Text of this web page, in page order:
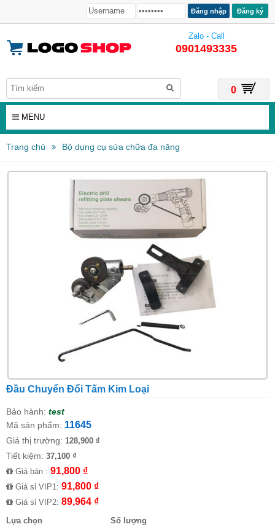
Đăng ký
Zalo - Call
0901493335
0
MENU
Trang chủ Bộ dụng cụ sửa chữa đa năng
Đầu Chuyển Đổi Tấm Kim Loại
Bảo hành: test
Mã sản phẩm: 11645
Giá thị trường: 128,900 ₫
Tiết kiệm: 37,100 ₫
Giá bán : 91,800 ₫
Giá sỉ VIP1: 91,800 ₫
Giá sỉ VIP2: 89,964 ₫
Lựa chọn Số lượng